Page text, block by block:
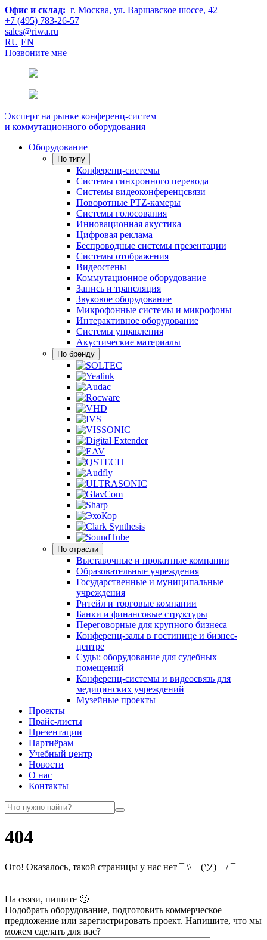
Офис и склад: г. Москва, ул. Варшавское шоссе, 42
+7 (495) 783-26-57
sales@riwa.ru
RU EN
Позвоните мне
Эксперт на рынке конференц-систем
и коммутационного оборудования
Оборудование
По типу
Конференц-системы
Системы синхронного перевода
Системы видеоконференцсвязи
Поворотные PTZ-камеры
Системы голосования
Инновационная акустика
Цифровая реклама
Беспроводные системы презентации
Системы отображения
Видеостены
Коммутационное оборудование
Запись и трансляция
Звуковое оборудование
Микрофонные системы и микрофоны
Интерактивное оборудование
Системы управления
Акустические материалы
По бренду
По отрасли
Выставочные и прокатные компании
Образовательные учреждения
Государственные и муниципальные
учреждения
Ритейл и торговые компании
Банки и финансовые структуры
Переговорные для крупного бизнеса
Конференц-залы в гостинице и бизнес-
центре
Суды: оборудование для судебных
помещений
Конференц-системы и видеосвязь для
медицинских учреждений
Музейные проекты
Проекты
Прайс-листы
Презентации
Партнёрам
Учебный центр
Новости
О нас
Контакты
404
Ого! Оказалось, такой страницы у нас нет ¯ \\ _ (ツ) _ / ¯
На связи, пишите 🙂
Подобрать оборудование, подготовить коммерческое
предложение или зарегистрировать проект. Напишите, что мы
можем сделать для вас?